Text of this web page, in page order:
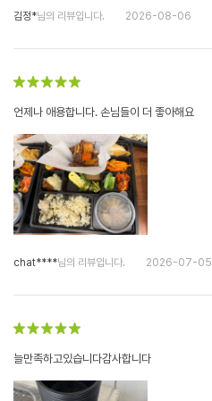
김정*님의 리뷰입니다. 2026-08-06
언제나 애용합니다. 손님들이 더 좋아해요
chat****님의 리뷰입니다. 2026-07-05
늘만족하고있습니다감사합니다